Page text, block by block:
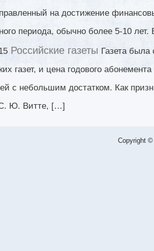
на достижение
периода, обычно более 5-10
Российские газеты Газета была
газет, и цена годового
с небольшим достатком. Как
Ю. Витте, […]
Copyright ©